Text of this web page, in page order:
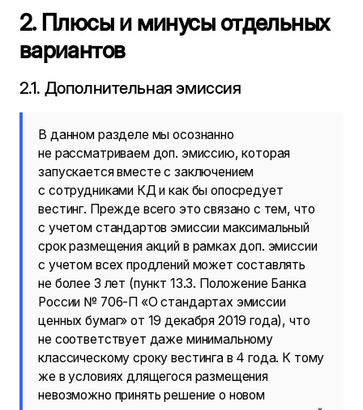
2. Плюсы и минусы отдельных
вариантов
2.1. Дополнительная эмиссия
В данном разделе мы осознанно
не рассматриваем доп. эмиссию, которая
запускается вместе с заключением
с сотрудниками КД и как бы опосредует
вестинг. Прежде всего это связано с тем, что
с учетом стандартов эмиссии максимальный
срок размещения акций в рамках доп. эмиссии
с учетом всех продлений может составлять
не более 3 лет (пункт 13.3. Положение Банка
России № 706-П «О стандартах эмиссии
ценных бумаг» от 19 декабря 2019 года), что
не соответствует даже минимальному
классическому сроку вестинга в 4 года. К тому
же в условиях длящегося размещения
невозможно принять решение о новом